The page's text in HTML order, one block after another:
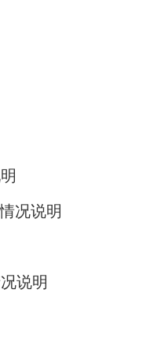
况说明
说明